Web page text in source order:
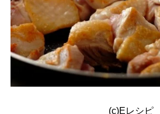
(c)Eレシピ